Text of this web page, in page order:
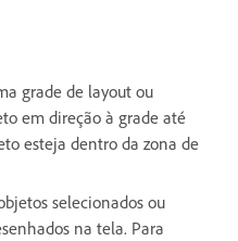
grade de layout ou
em direção à grade até
esteja dentro da zona de
selecionados ou
na tela. Para